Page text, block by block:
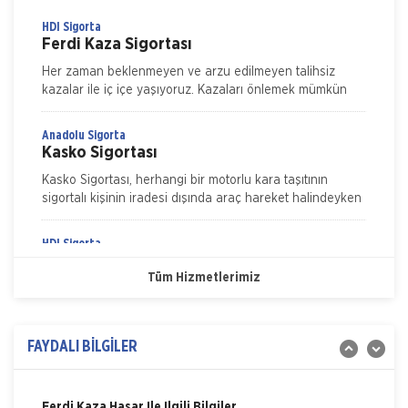
HDI Sigorta
Ferdi Kaza Sigortası
Her zaman beklenmeyen ve arzu edilmeyen talihsiz
kazalar ile iç içe yaşıyoruz. Kazaları önlemek mümkün
Anadolu Sigorta
Kasko Sigortası
Kasko Sigortası, herhangi bir motorlu kara taşıtının
sigortalı kişinin iradesi dışında araç hareket halindeyken
HDI Sigorta
Anadolu Sigorta
Konut Sigortası
Tüm Hizmetlerimiz
FAYDALI BİLGİLER
Nakliye Hasarı İçin Gerekli Bilgiler
Yangın Hasarı ile ilgili Bilgiler